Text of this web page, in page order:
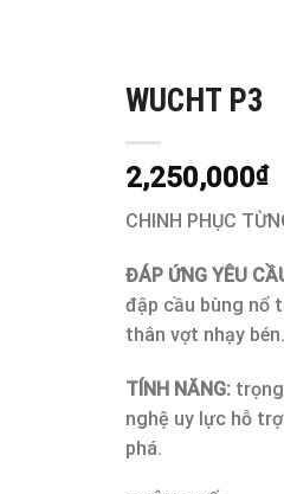
WUCHT P3
2,250,000₫
CHINH PHỤC
ĐÁP ỨNG YÊU
đập cầu bùng nổ
thân vợt nhạy bén.
TÍNH NĂNG:
nghệ uy lực hỗ
phá.